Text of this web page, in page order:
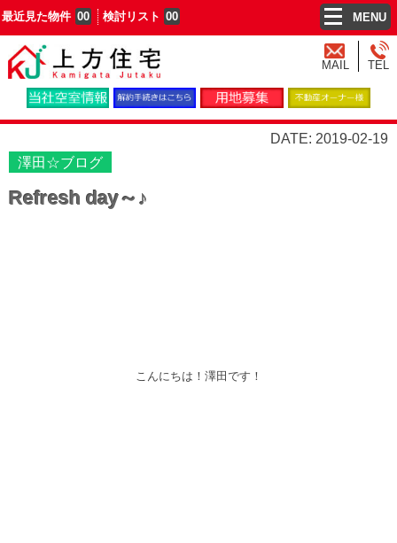
最近見た物件 00 検討リスト 00 MENU
MAIL TEL
DATE: 2019-02-19
澤田☆ブログ
Refresh day～♪
こんにちは！澤田です！